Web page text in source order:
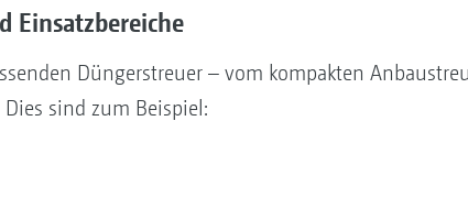
Einsatzbereiche
Düngerstreuer – vom kompakten
sind zum Beispiel: